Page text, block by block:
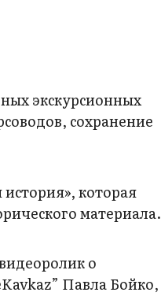
экскурсионных
сохранение
которая
материала.
о
Павла Бойко,